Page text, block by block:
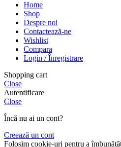
Home
Shop
Despre noi
Contactează-ne
Wishlist
Compara
Login / Înregistrare
Shopping cart
Close
Autentificare
Close
Încă nu ai un cont?
Creează un cont
Folosim cookie-uri pentru a